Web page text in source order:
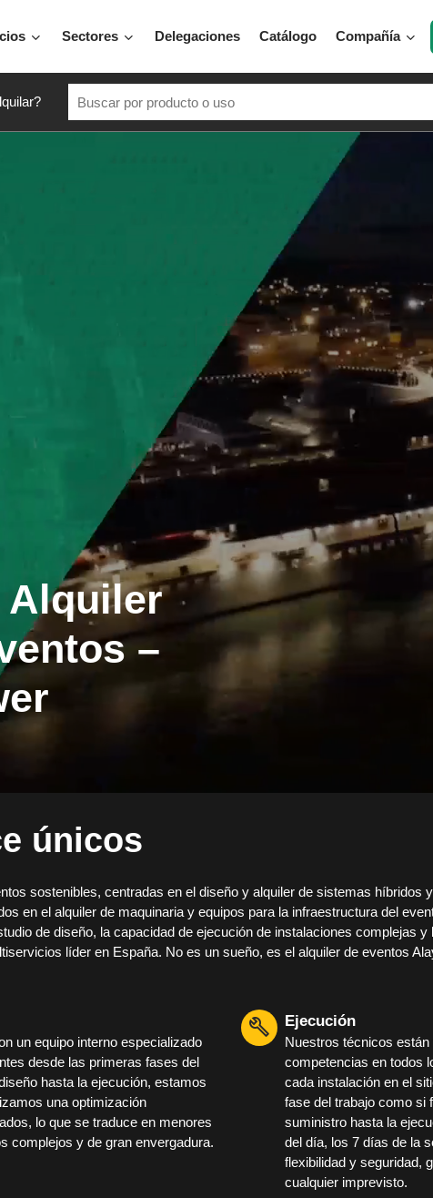
Sectores Delegaciones Catálogo Compañía
Alquiler
–
únicos
sostenibles, centradas en el diseño y alquiler de sistemas híbridos
en el alquiler de maquinaria y equipos para la infraestructura del
de diseño, la capacidad de ejecución de instalaciones complejas
líder en España. No es un sueño, es el alquiler de eventos
un equipo interno especializado
desde las primeras fases del
hasta la ejecución, estamos
una optimización
lo que se traduce en menores
complejos y de gran envergadura.
Ejecución
Nuestros técnicos
competencias en todos
cada instalación en el
fase del trabajo como si
suministro hasta la
del día, los 7 días de la
flexibilidad y seguridad,
cualquier imprevisto.